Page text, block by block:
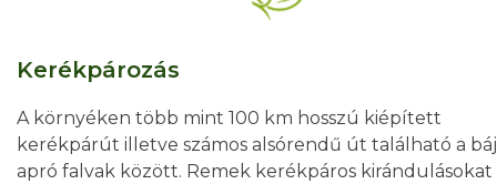
Kerékpározás
A környéken több mint 100 km hosszú kiépített
kerékpárút illetve számos alsórendű út található a
apró falvak között. Remek kerékpáros kirándulásokat